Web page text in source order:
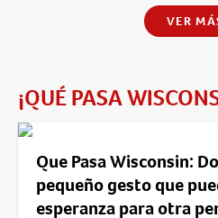
VER
¡QUÉ PASA
Que Pasa Wisconsin:
pequeño gesto que
esperanza para otra